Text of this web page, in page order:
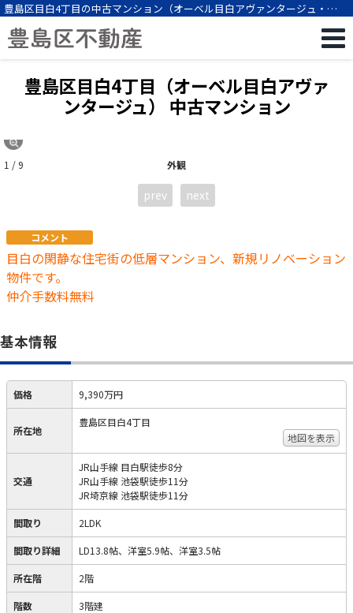
豊島区目白4丁目の中古マンション（オーベル目白アヴァンタージュ・
2LDK・目白駅徒歩8分）[12434]
豊島区目白4丁目（オーベル目白アヴァ
ンタージュ） 中古マンション
外観
1 / 9
prev next
コメント
目白の閑静な住宅街の低層マンション、新規リノベーション
物件です。
仲介手数料無料
基本情報
価格 9,390万円
所在地
豊島区目白4丁目
地図を表示
交通
JR山手線 目白駅徒歩8分
JR山手線 池袋駅徒歩11分
JR埼京線 池袋駅徒歩11分
間取り 2LDK
間取り詳細 LD13.8帖、洋室5.9帖、洋室3.5帖
所在階 2階
階数 3階建